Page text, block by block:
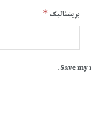
بریښنالیک*
Save